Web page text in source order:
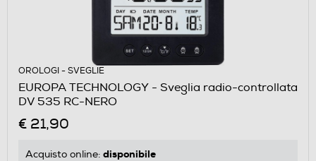
OROLOGI - SVEGLIE
EUROPA TECHNOLOGY - Sveglia radio-controllata
DV 535 RC-NERO
€ 21,90
Acquisto online: disponibile